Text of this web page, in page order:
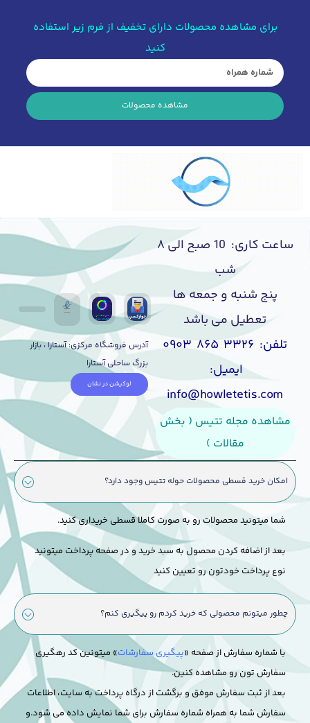
برای مشاهده محصولات دارای تخفیف از فرم زیر استفاده
کنید
مشاهده محصولات
ساعت کاری: 10 صبح الی ۸
شب
پنج شنبه و جمعه ها
تعطیل می باشد
تلفن: ۳۳۲۶ ۸۶۵ ۰۹۰۳
ایمیل:
info@howletetis.com
مشاهده مجله تتیس ( بخش
مقالات )
آدرس فروشگاه مرکزی: آستارا ، بازار
بزرگ ساحلی آستارا
لوکیشن در نشان
امکان خرید قسطی محصولات حوله تتیس وجود دارد؟
شما میتونید محصولات رو به صورت کاملا قسطی خریداری کنید.
بعد از اضافه کردن محصول به سبد خرید و در صفحه پرداخت میتونید
نوع پرداخت خودتون رو تعیین کنید
چطور میتونم محصولی که خرید کردم رو پیگیری کنم؟
با شماره سفارش از صفحه «پیگیری سفارشات» میتونین کد رهگیری
سفارش تون رو مشاهده کنین.
بعد از ثبت سفارش موفق و برگشت از درگاه پرداخت به سایت، اطلاعات
سفارش شما به همراه شماره سفارش برای شما نمایش داده می شود.و